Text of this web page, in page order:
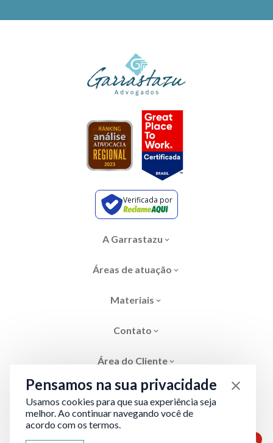
Verificada por
A Garrastazu
Áreas de atuação
Materiais
Contato
Área do Cliente
Área restrita 1
Pensamos na sua privacidade
Usamos cookies para que sua experiência seja
melhor. Ao continuar navegando você de
acordo com os termos.